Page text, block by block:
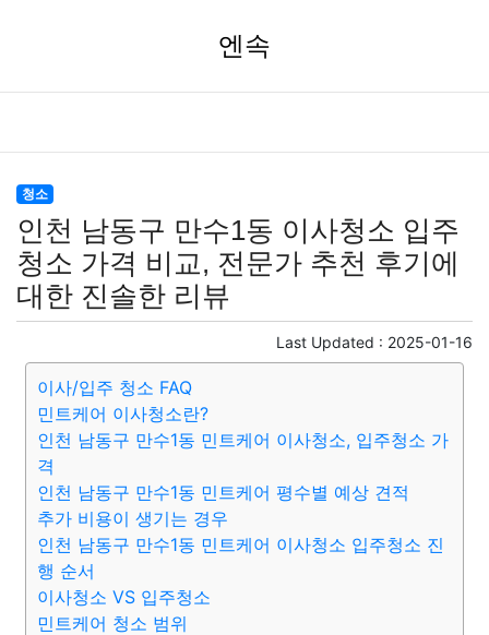
엔속
청소
인천 남동구 만수1동 이사청소 입주
청소 가격 비교, 전문가 추천 후기에
대한 진솔한 리뷰
Last Updated : 2025-01-16
이사/입주 청소 FAQ
민트케어 이사청소란?
인천 남동구 만수1동 민트케어 이사청소, 입주청소 가
격
인천 남동구 만수1동 민트케어 평수별 예상 견적
추가 비용이 생기는 경우
인천 남동구 만수1동 민트케어 이사청소 입주청소 진
행 순서
이사청소 VS 입주청소
민트케어 청소 범위